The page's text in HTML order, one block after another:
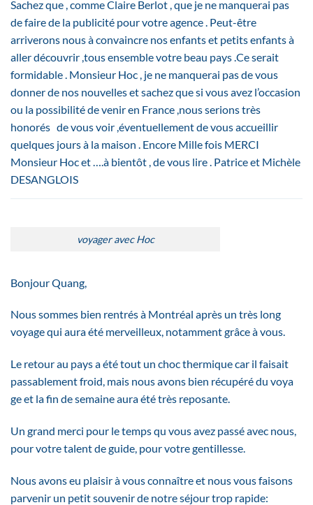
Sachez que , comme Claire Berlot , que je ne manquerai pas
de faire de la publicité pour votre agence . Peut-être
arriverons nous à convaincre nos enfants et petits enfants à
aller découvrir ,tous ensemble votre beau pays .Ce serait
formidable . Monsieur Hoc , je ne manquerai pas de vous
donner de nos nouvelles et sachez que si vous avez l’occasion
ou la possibilité de venir en France ,nous serions très
honorés de vous voir ,éventuellement de vous accueillir
quelques jours à la maison . Encore Mille fois MERCI
Monsieur Hoc et ….à bientôt , de vous lire . Patrice et Michèle
DESANGLOIS
voyager avec Hoc
Bonjour Quang​,
Nous sommes bien rentrés à Montréal après un très long
voyage qui aura été merveilleux, notamment grâce à vous.
Le retour au pays a été tout un choc thermique car il faisait
passablement froid, mais nous avons bien récupéré du voya​
ge et la fin de semaine aura été très reposante.
Un grand merci pour le temps qu vous avez passé avec nous,
pour votre talent de guide, pour votre gentillesse.
Nous avons eu plaisir à vous connaître et nous vous faisons
parvenir un petit souvenir de notre séjour trop rapide: